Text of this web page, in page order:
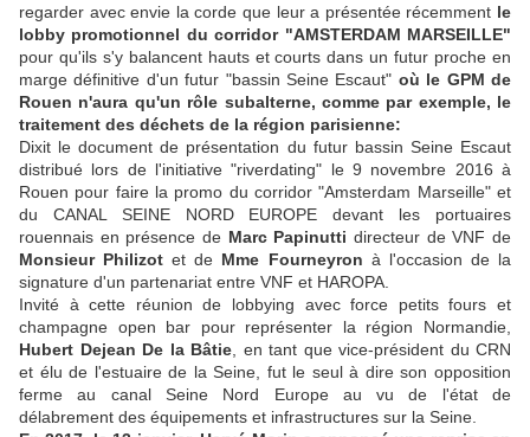
regarder avec envie la corde que leur a présentée récemment le
lobby promotionnel du corridor "AMSTERDAM MARSEILLE"
pour qu'ils s'y balancent hauts et courts dans un futur proche en
marge définitive d'un futur "bassin Seine Escaut" où le GPM de
Rouen n'aura qu'un rôle subalterne, comme par exemple, le
traitement des déchets de la région parisienne:
Dixit le document de présentation du futur bassin Seine Escaut
distribué lors de l'initiative "riverdating" le 9 novembre 2016 à
Rouen pour faire la promo du corridor "Amsterdam Marseille" et
du CANAL SEINE NORD EUROPE devant les portuaires
rouennais en présence de Marc Papinutti directeur de VNF de
Monsieur Philizot et de Mme Fourneyron à l'occasion de la
signature d'un partenariat entre VNF et HAROPA.
Invité à cette réunion de lobbying avec force petits fours et
champagne open bar pour représenter la région Normandie,
Hubert Dejean De la Bâtie , en tant que vice-président du CRN
et élu de l'estuaire de la Seine, fut le seul à dire son opposition
ferme au canal Seine Nord Europe au vu de l'état de
délabrement des équipements et infrastructures sur la Seine.